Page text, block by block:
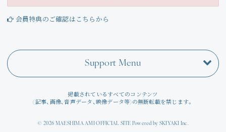
Voice
回想録
会員特典のご確認はこちらから
Support Menu
掲載されているすべてのコンテンツ
(記事、画像、音声データ、映像データ等)の無断転載を禁じます。
© 2026 MAESHIMA AMI OFFICIAL SITE Powered by SKIYAKI Inc.